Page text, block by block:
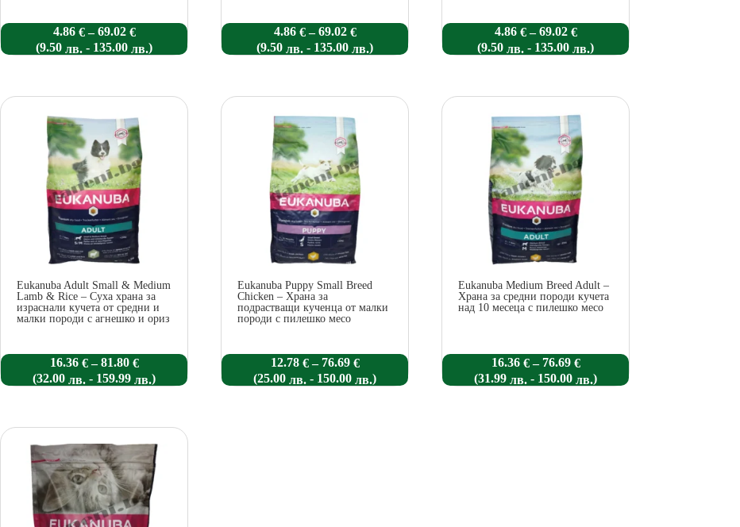
4.86 € – 69.02 €Price
range:
4.86 €
(9.50 лв. - 135.00 лв.)
4.86 € – 69.02 €Price
range:
4.86 €
(9.50 лв. - 135.00 лв.)
4.86 € – 69.02 €Price
range:
4.86 €
(9.50 лв. - 135.00 лв.)
Eukanuba Adult Small & Medium
Lamb & Rice – Суха храна за
израснали кучета от средни и
малки породи с агнешко и ориз
16.36 € – 81.80 €Price
range:
16.36 €
(32.00 лв. - 159.99 лв.)
Eukanuba Puppy Small Breed
Chicken – Храна за
подрастващи кученца от малки
породи с пилешко месо
12.78 € – 76.69 €Price
range:
12.78 €
(25.00 лв. - 150.00 лв.)
Eukanuba Medium Breed Adult –
Храна за средни породи кучета
над 10 месеца с пилешко месо
16.36 € – 76.69 €Price
range:
16.36 €
(31.99 лв. - 150.00 лв.)